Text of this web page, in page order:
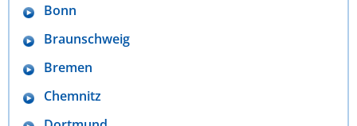
Bonn
Braunschweig
Bremen
Chemnitz